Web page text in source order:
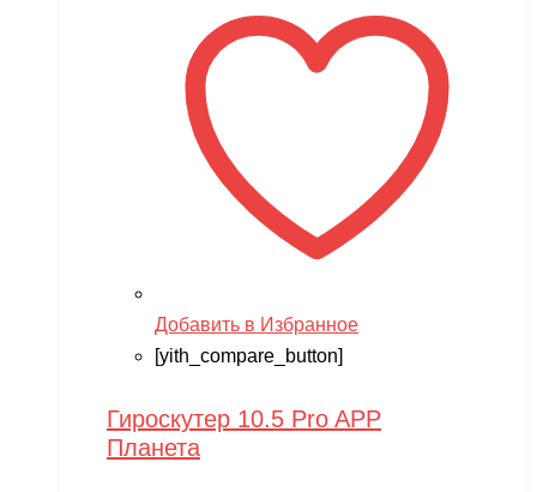
Добавить в Избранное
[yith_compare_button]
Гироскутер 10.5 Pro APP
Планета